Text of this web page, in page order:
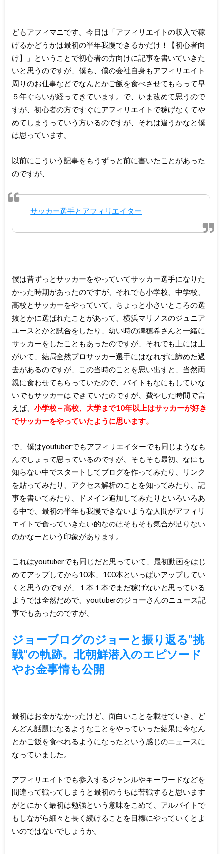
どもアフィマニです。今日は「アフィリエイトの収入で稼
げるかどうかは最初の半年我慢できるかだけ！【初心者向
け】」ということで初心者の方向けに記事を書いていきた
いと思うのですが、僕も、僕の会社自身もアフィリエイト
周りのお仕事などでなんとかご飯を食べさせてもらって早
５年ぐらいが経ってきています。で、いま改めて思うので
すが、初心者の方ですぐにアフィリエイトで稼げなくてや
めてしまうっていう方いるのですが、それは違うかなと僕
は思っています。
以前にこういう記事をもうずっと前に書いたことがあった
のですが、
サッカー選手とアフィリエイター
僕は昔ずっとサッカーをやっていてサッカー選手になりた
かった時期があったのですが、それでも小学校、中学校、
高校とサッカーをやっていて、ちょっと小さいところの選
抜とかに選ばれたことがあって、横浜マリノスのジュニア
ユースとかと試合をしたり、幼い時の澤穂希さんと一緒に
サッカーをしたこともあったのですが、それでも上には上
がいて、結局全然プロサッカー選手にはなれずに諦めた過
去があるのですが、この当時のことを思い出すと、当然両
親に食わせてもらっていたので、バイトもなにもしていな
いでもサッカーはできていたのですが、費やした時間で言
えば、 小学校～高校、大学まで10年以上はサッカーが好き
でサッカーをやっていたように思います。
で、僕はyoutuberでもアフィリエイターでも同じようなも
んでしょって思っているのですが、そもそも最初、なにも
知らない中でスタートしてブログを作ってみたり、リンク
を貼ってみたり、アクセス解析のことを知ってみたり、記
事を書いてみたり、ドメイン追加してみたりといろいろあ
る中で、最初の半年も我慢できないような人間がアフィリ
エイトで食っていきたい的なのはそもそも気合が足りない
のかなーという印象があります。
これはyoutuberでも同じだと思っていて、最初動画をはじ
めてアップしてから10本、100本といっぱいアップしてい
くと思うのですが、１本１本でまだ稼げないと思っている
ようでは全然だめで、youtuberのジョーさんのニュース記
事でもあったのですが、
ジョーブログのジョーと振り返る“挑
戦”の軌跡。北朝鮮潜入のエピソード
やお金事情も公開
最初はお金がなかったけど、面白いことを載せていき、ど
んどん話題になるようなことをやっていった結果に今なん
とかご飯を食べれるようになったという感じのニュースに
なっていました。
アフィリエイトでも参入するジャンルやキーワードなどを
間違って戦ってしまうと最初のうちは苦戦すると思います
がとにかく最初は勉強という意味をこめて、アルバイトで
もしながら細々と長く続けることを目標にやっていくとよ
いのではないでしょうか。